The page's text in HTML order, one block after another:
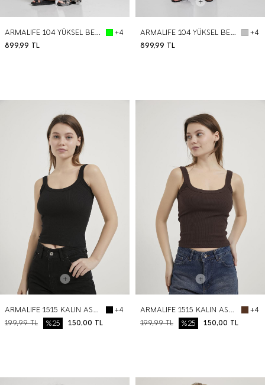
BEDEN SEÇ
ARMALIFE 104 YÜKSEL BEL WIDE LEG DENIM KADIN PANTOLON
+4
899,99 TL
BEDEN SEÇ
ARMALIFE 104 YÜKSEL BEL WIDE LEG DENIM KADIN PANTOLON
+4
899,99 TL
ARMALIFE 1515 KALIN ASKILI KAŞKORSE KADIN ATLET
+4
199,99TL 150,00 TL
%25
ARMALIFE 1515 KALIN ASKILI KAŞKORSE KADIN ATLET
+4
199,99TL 150,00 TL
%25